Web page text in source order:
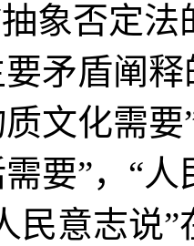
象否定
矛盾阐
文化需
要”，“
民意志说